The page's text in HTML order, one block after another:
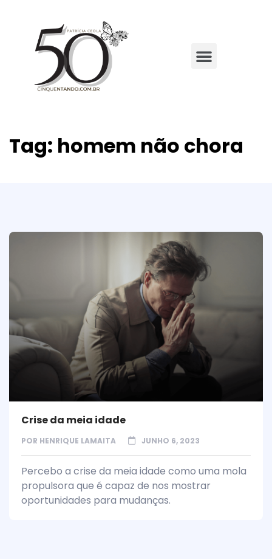
Tag: homem não chora
Crise da meia idade
POR HENRIQUE LAMAITA JUNHO 6, 2023
Percebo a crise da meia idade como uma mola
propulsora que é capaz de nos mostrar
oportunidades para mudanças.